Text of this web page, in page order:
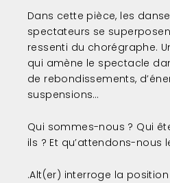
ALTER
SPECTACLE
ALTER
ALTER
0
Dans cette pièce, les
spectateurs se
ressenti du chorégraphe.
qui amène le spectacle
de rebondissements,
suspensions…
Qui sommes-nous ? Qui
ils ? Et qu’attendons-nous
.Alt(er) interroge la position